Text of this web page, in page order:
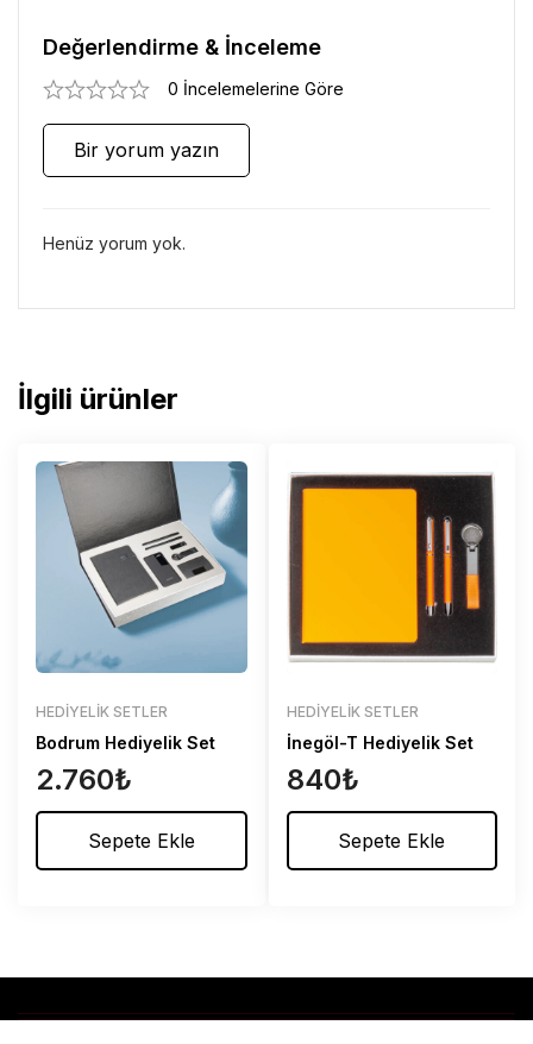
Değerlendirme & İnceleme
0 İncelemelerine Göre
Bir yorum yazın
Henüz yorum yok.
İlgili ürünler
HEDIYELIK SETLER
Bodrum Hediyelik Set
2.760₺
Sepete Ekle
HEDIYELIK SETLER
İnegöl-T Hediyelik Set
840₺
Sepete Ekle